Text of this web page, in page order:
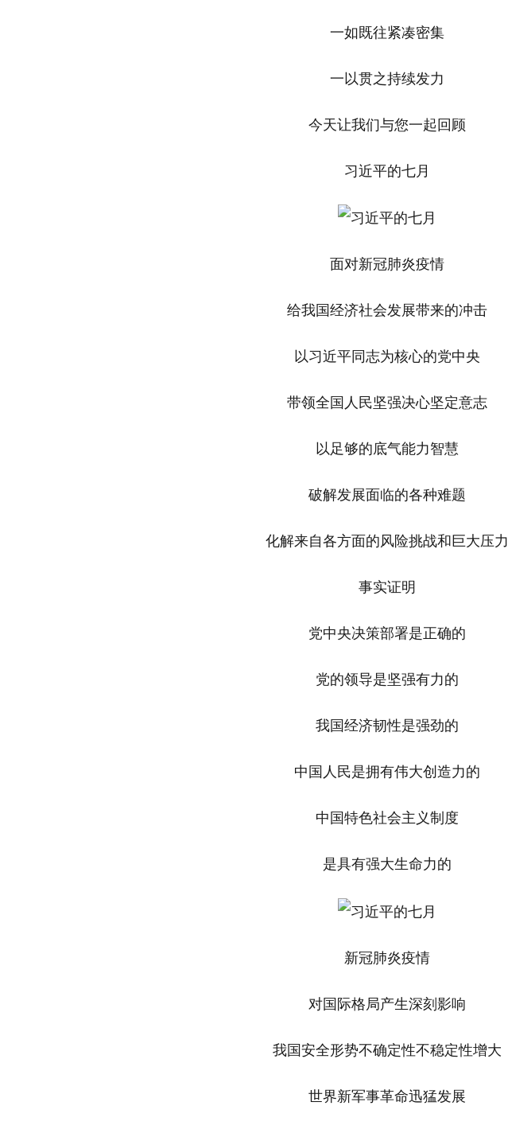
一如既往紧凑密集
一以贯之持续发力
今天让我们与您一起回顾
习近平的七月
面对新冠肺炎疫情
给我国经济社会发展带来的冲击
以习近平同志为核心的党中央
带领全国人民坚强决心坚定意志
以足够的底气能力智慧
破解发展面临的各种难题
化解来自各方面的风险挑战和巨大压力
事实证明
党中央决策部署是正确的
党的领导是坚强有力的
我国经济韧性是强劲的
中国人民是拥有伟大创造力的
中国特色社会主义制度
是具有强大生命力的
新冠肺炎疫情
对国际格局产生深刻影响
我国安全形势不确定性不稳定性增大
世界新军事革命迅猛发展